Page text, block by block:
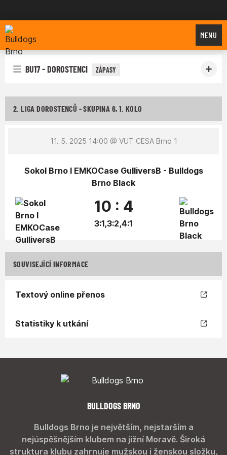
Bulldogs Brno
MENU
BU17 - DOROSTENCI ZÁPASY
2. LIGA DOROSTENCŮ - SKUPINA 6, 1. KOLO
11. 5. 2025 14:00 @ VUT CESA Brno 1
Sokol Brno I EMKOCase GulliversB - Bulldogs
Brno Black
10 : 4
3:1,3:2,4:1
SOUVISEJÍCÍ INFORMACE
Textový online přenos
Statistiky k utkání
BULLDOGS BRNO
Bulldogs Brno je největším, nejstarším a
nejúspěšnějším klubem na jižní Moravě. Široká
struktura klubu zahrnuje mužskou i ženskou složku,